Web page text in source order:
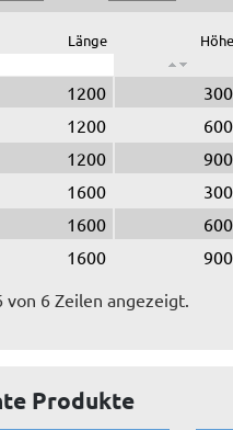
Länge Höhe
1200
300
1200
600
1200
900
1600
300
1600
600
1600
900
von 6 Zeilen angezeigt.
Produkte